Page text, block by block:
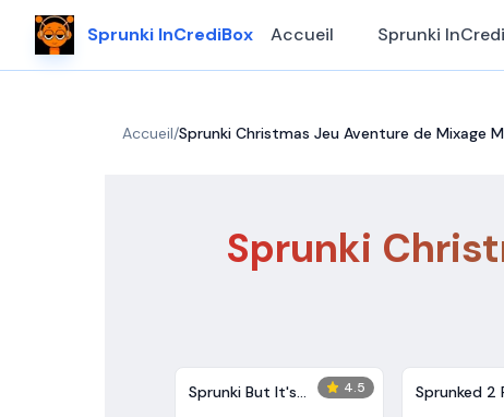
Sprunki InCrediBox Accueil Sprunki
Accueil/Sprunki Christmas Jeu Aventure de Mixage
Sprunki
4.5
Sprunki But It's
Sprunked 2